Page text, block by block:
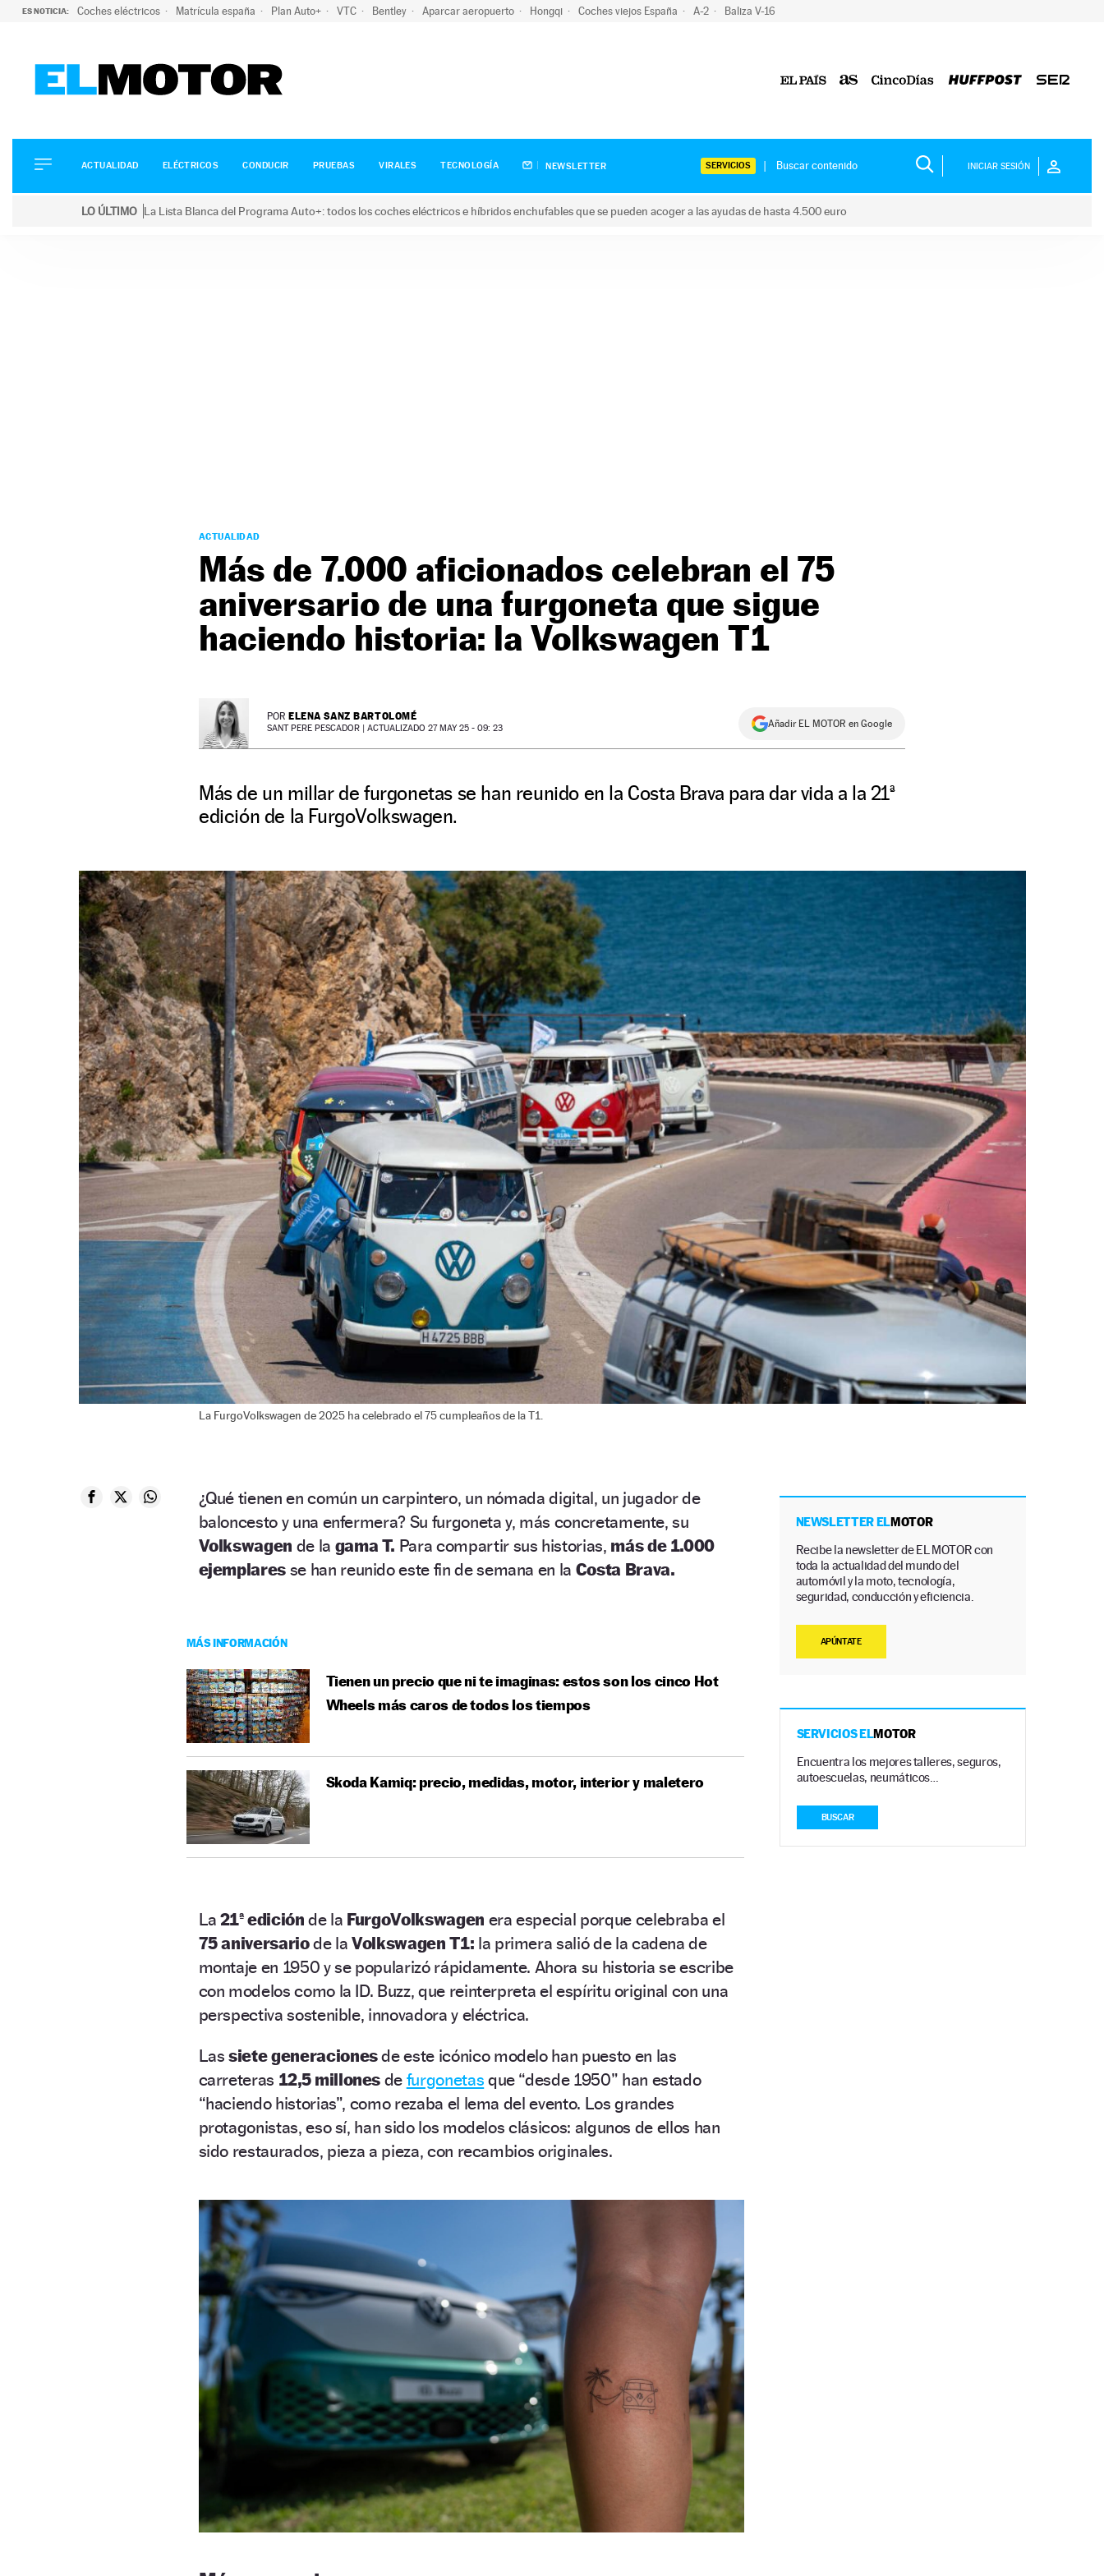
ES NOTICIA: Coches eléctricos Matrícula españa Plan Auto+ VTC Bentley Aparcar aeropuerto Hongqi Coches viejos España A-2 Baliza V-16
ELÉCTRICOS
CONDUCIR
ACTUALIDAD ELÉCTRICOS CONDUCIR PRUEBAS VIRALES TECNOLOGÍA NEWSLETTER SERVICIOS INICIAR SESIÓN
LO ÚLTIMO La Lista Blanca del Programa Auto+: todos los coches eléctricos e híbridos enchufables que se pueden acoger a las ayudas de hasta 4.500 euro
ACTUALIDAD
Más de 7.000 aficionados celebran el 75
aniversario de una furgoneta que sigue
haciendo historia: la Volkswagen T1
POR ELENA SANZ BARTOLOMÉ
SANT PERE PESCADOR | ACTUALIZADO 27 MAY 25 - 09: 23 Añadir EL MOTOR en Google
Más de un millar de furgonetas se han reunido en la Costa Brava para dar vida a la 21ª
edición de la FurgoVolkswagen.
La FurgoVolkswagen de 2025 ha celebrado el 75 cumpleaños de la T1.
¿Qué tienen en común un carpintero, un nómada digital, un jugador de
baloncesto y una enfermera? Su furgoneta y, más concretamente, su
Volkswagen de la gama T. Para compartir sus historias, más de 1.000
ejemplares se han reunido este fin de semana en la Costa Brava.
MÁS INFORMACIÓN
Tienen un precio que ni te imaginas: estos son los cinco Hot
Wheels más caros de todos los tiempos
Skoda Kamiq: precio, medidas, motor, interior y maletero
La21ª edición de la FurgoVolkswagen era especial porque celebraba el
75 aniversariode laVolkswagen T1: la primera salió de la cadena de
montaje en 1950 y se popularizó rápidamente. Ahora su historia se escribe
con modelos como la ID. Buzz, que reinterpreta el espíritu original con una
perspectiva sostenible, innovadora y eléctrica.
Lassiete generacionesde este icónico modelo han puesto en las
carreteras 12,5 millones de furgonetas que “desde 1950” han estado
“haciendo historias”, como rezaba el lema del evento. Los grandes
protagonistas, eso sí, han sido los modelos clásicos: algunos de ellos han
sido restaurados, pieza a pieza, con recambios originales.
NEWSLETTER ELMOTOR
Recibe la newsletter de EL MOTOR con
toda la actualidad del mundo del
automóvil y la moto, tecnología,
seguridad, conducción y eficiencia.
APÚNTATE
SERVICIOS ELMOTOR
Encuentra los mejores talleres, seguros,
autoescuelas, neumáticos…
BUSCAR